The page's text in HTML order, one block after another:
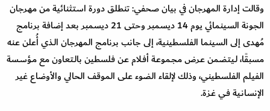
وقالت إدارة المهرجان في بيان صحفي: تنطلق دورة استثنائية من مهـرجان
الجونة السينمائي يوم 14 ديسمبر وحتى 21 ديسمبر بعد إضافة برنامج
مُهدى إلى السينما الفلسطينية، إلى جانب برنامج المهرجان الـذي أُعلن عـنه
مسبقًا، لـيتضمن عـرض مجـموعـة أفـلام عـن فلسطين بالـتعاون مع مـؤسـسة
الفيلم الفلسطيني، وذلك لإلقاء الضوء على الموقف الحالي والأوضاع غير
الإنسانـية فـي غـزة.